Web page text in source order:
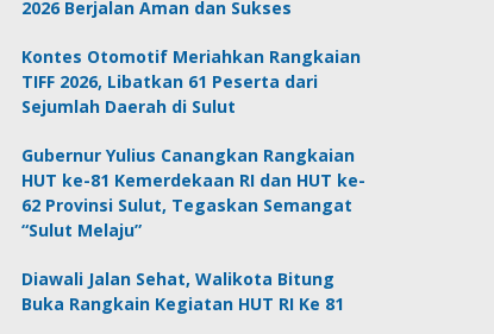
2026 Berjalan Aman dan Sukses
Kontes Otomotif Meriahkan Rangkaian
TIFF 2026, Libatkan 61 Peserta dari
Sejumlah Daerah di Sulut
Gubernur Yulius Canangkan Rangkaian
HUT ke-81 Kemerdekaan RI dan HUT ke-
62 Provinsi Sulut, Tegaskan Semangat
“Sulut Melaju”
Diawali Jalan Sehat, Walikota Bitung
Buka Rangkain Kegiatan HUT RI Ke 81